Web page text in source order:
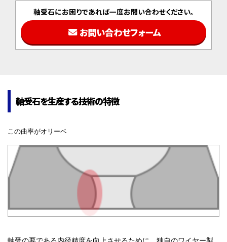
軸受石にお困りであれば一度お問い合わせください。
お問い合わせフォーム
軸受石を生産する技術の特徴
この曲率がオリーベ
軸受の要である内径精度を向上させるために、独自のワイヤー製